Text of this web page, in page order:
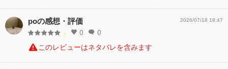
poの感想・評価
- 0 0
2026/07/18 18:47
このレビューはネタバレを含みます